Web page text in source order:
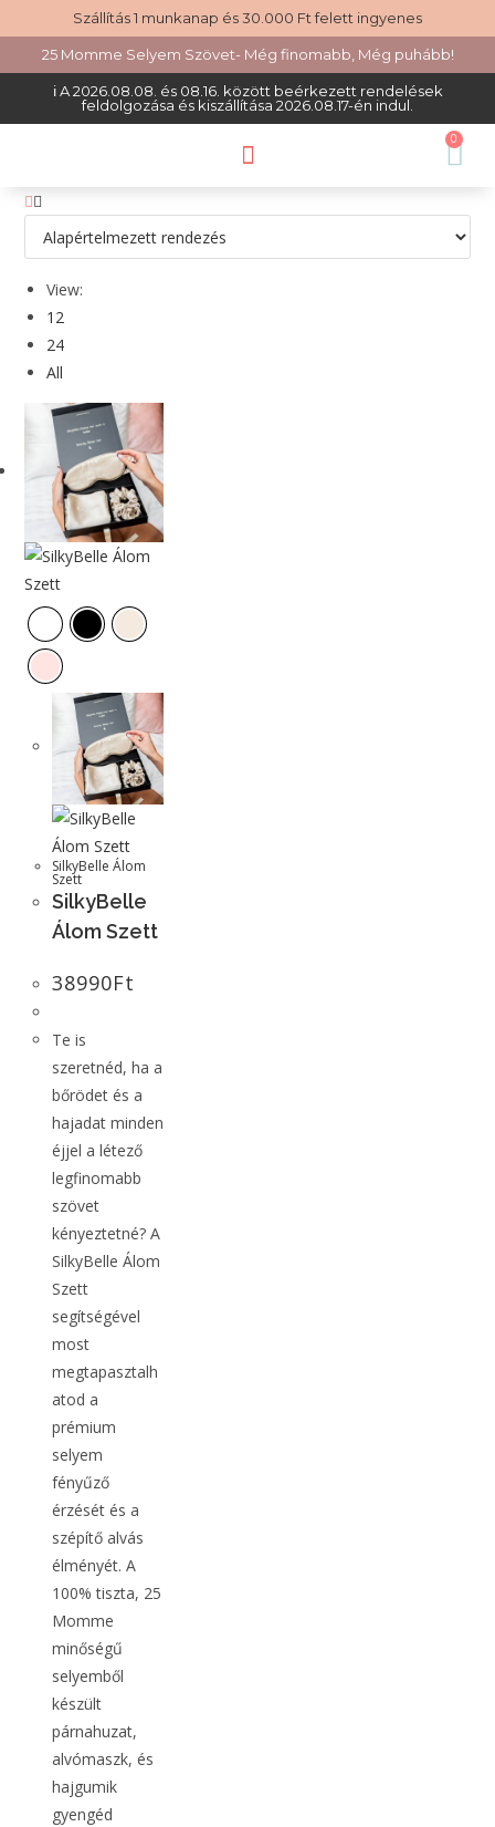
Szállítás 1 munkanap és 30.000 Ft felett ingyenes
25 Momme Selyem Szövet- Még finomabb, Még puhább!
ℹ️ A 2026.08.08. és 08.16. között beérkezett rendelések
feldolgozása és kiszállítása 2026.08.17-én indul.
0
View:
12
24
All
SilkyBelle Álom
Szett
SilkyBelle
Álom Szett
38990Ft
Te is
szeretnéd, ha a
bőrödet és a
hajadat minden
éjjel a létező
legfinomabb
szövet
kényeztetné? A
SilkyBelle Álom
Szett
segítségével
most
megtapasztalh
atod a
prémium
selyem
fényűző
érzését és a
szépítő alvás
élményét. A
100% tiszta, 25
Momme
minőségű
selyemből
készült
párnahuzat,
alvómaszk, és
hajgumik
gyengéd